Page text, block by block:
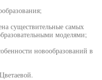
существительные самых
моделями;
новообразований в